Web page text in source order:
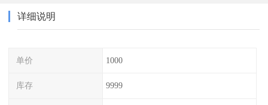
详细说明
单价 1000
库存 9999